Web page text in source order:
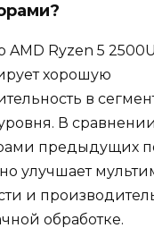
AMD Ryzen 5 2500U
хорошую
в
В
предыдущих
улучшает
и
обработке.